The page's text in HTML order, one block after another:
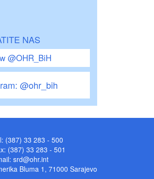
NAS
@OHR_BiH
@ohr_bih
(387) 33 283 - 500
(387) 33 283 - 501
srd@ohr.int
Bluma 1, 71000 Sarajevo